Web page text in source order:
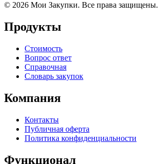
© 2026 Мои Закупки. Все права защищены.
Продукты
Стоимость
Вопрос ответ
Справочная
Словарь закупок
Компания
Контакты
Публичная оферта
Политика конфиденциальности
Функционал